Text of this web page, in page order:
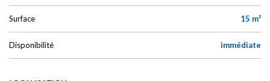
Surface 15 m²
Disponibilité immédiate